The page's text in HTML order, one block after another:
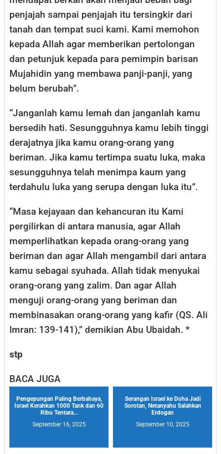
penjajah sampai penjajah itu tersingkir dari
tanah dan tempat suci kami. Kami memohon
kepada Allah agar memberikan pertolongan
dan petunjuk kepada para pemimpin barisan
Mujahidin yang membawa panji-panji, yang
belum berubah”.
“Janganlah kamu lemah dan janganlah kamu
bersedih hati. Sesungguhnya kamu lebih tinggi
derajatnya jika kamu orang-orang yang
beriman. Jika kamu tertimpa suatu luka, maka
sesungguhnya telah menimpa kaum yang
terdahulu luka yang serupa dengan luka itu”.
“Masa kejayaan dan kehancuran itu Kami
pergilirkan di antara manusia, agar Allah
memperlihatkan kepada orang-orang yang
beriman dan agar Allah mengambil dari antara
kamu sebagai syuhada. Allah tidak menyukai
orang-orang yang zalim. Dan agar Allah
menguji orang-orang yang beriman dan
membinasakan orang-orang yang kafir (QS. Ali
Imran: 139-141),” demikian Abu Ubaidah. *
stp
BACA JUGA
Pengepungan Paling Berbahaya,
Israel Kerahkan 1000 Tank dan 60
Ribu Tentara...
September 16, 2025
Serangan Israel ke Doha Jadi
Sorotan, Netanyahu Salahkan
Erdogan
September 10, 2025